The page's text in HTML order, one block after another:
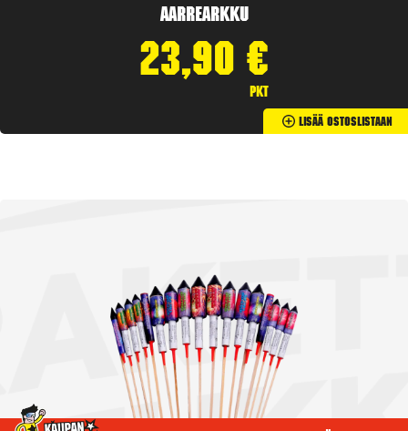
Aarrearkku
23,90 €
pkt
Lisää Ostoslistaan